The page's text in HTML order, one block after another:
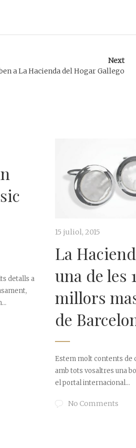
Next
a La Hacienda del Hogar Gallego
15 juliol, 2015
La Hacienda,
una de les 12
millors masies
de Barcelona
Estem molt contents de compartir
amb tots vosaltres una bona notícia:
el portal internacional...
No Comments